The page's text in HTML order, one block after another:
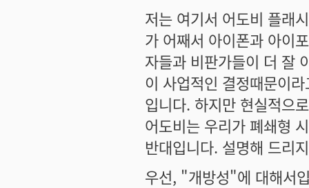
저는 여기서 어도비 플래
가 어째서 아이폰과 아이
자들과 비판가들이 더 잘
이 사업적인 결정때문이
입니다. 하지만 현실적으
어도비는 우리가 폐쇄형
반대입니다. 설명해 드리
우선, "개방성"에 대해서